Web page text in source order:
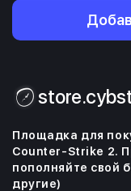
Площадка для
Counter-Strike 2.
пополняйте свой
другие)